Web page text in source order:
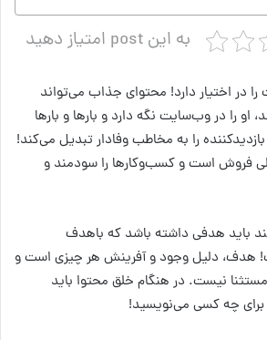
به این post امتیاز دهید
در اختیار دارد! محتوای جذاب می‌تواند
را در وب‌سایت نگه دارد و بارها و بارها
را به مخاطب وفادار تبدیل می‌کند!
فروش است و کسب‌وکارها را سودمند و
باید هدفی داشته باشد که باهدف
دلیل وجود و آفرینش هر چیزی است و
نیست. در هنگام خلق محتوا باید
برای چه کسی می‌نویسید!